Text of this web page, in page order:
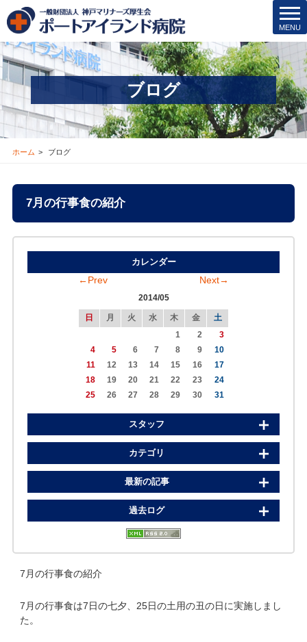
t
o
g
l
e
n
a
v
o
n
MENU
ブログ
ホーム ブログ
7月の行事食の紹介
カレンダー
←Prev Next→
2014/05
日 月 火 水 木 金
土
1
2
3
4
5 6 7 8 9
10
11
12 13 14 15 16
17
18
19 20 21 22 23
24
25
26 27 28 29 30 31
スタッフ
カテゴリ
最新の記事
過去ログ
7月の行事食の紹介
7月の行事食は7日の七夕、25日の土用の丑の日に実施しまし
た。